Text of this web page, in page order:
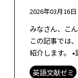
2026年03月16日
みなさん、こ
この記事では
紹介します。
virtual
英語文献ゼミ